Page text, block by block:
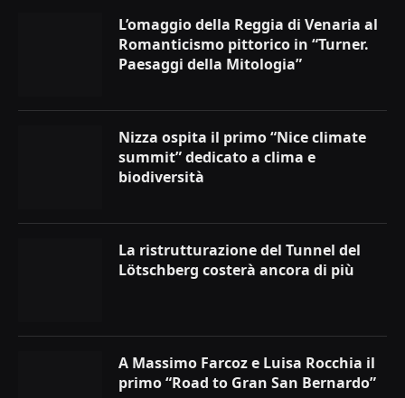
L’omaggio della Reggia di Venaria al
Romanticismo pittorico in “Turner.
Paesaggi della Mitologia”
Nizza ospita il primo “Nice climate
summit” dedicato a clima e
biodiversità
La ristrutturazione del Tunnel del
Lötschberg costerà ancora di più
A Massimo Farcoz e Luisa Rocchia il
primo “Road to Gran San Bernardo”